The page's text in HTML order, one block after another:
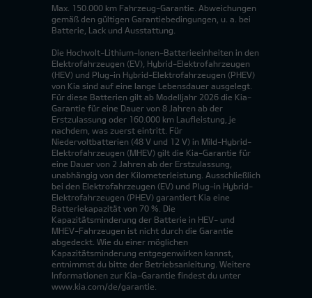
Max. 150.000 km Fahrzeug-Garantie. Abweichungen
gemäß den gültigen Garantiebedingungen, u. a. bei
Batterie, Lack und Ausstattung.
Die Hochvolt-Lithium-Ionen-Batterieeinheiten in den
Elektrofahrzeugen (EV), Hybrid-Elektrofahrzeugen
(HEV) und Plug-in Hybrid-Elektrofahrzeugen (PHEV)
von Kia sind auf eine lange Lebensdauer ausgelegt.
Für diese Batterien gilt ab Modelljahr 2026 die Kia-
Garantie für eine Dauer von 8 Jahren ab der
Erstzulassung oder 160.000 km Laufleistung, je
nachdem, was zuerst eintritt. Für
Niedervoltbatterien (48 V und 12 V) in Mild-Hybrid-
Elektrofahrzeugen (MHEV) gilt die Kia-Garantie für
eine Dauer von 2 Jahren ab der Erstzulassung,
unabhängig von der Kilometerleistung. Ausschließlich
bei den Elektrofahrzeugen (EV) und Plug-in Hybrid-
Elektrofahrzeugen (PHEV) garantiert Kia eine
Batteriekapazität von 70 %. Die
Kapazitätsminderung der Batterie in HEV- und
MHEV-Fahrzeugen ist nicht durch die Garantie
abgedeckt. Wie du einer möglichen
Kapazitätsminderung entgegenwirken kannst,
entnimmst du bitte der Betriebsanleitung. Weitere
Informationen zur Kia-Garantie findest du unter
www.kia.com/de/garantie.